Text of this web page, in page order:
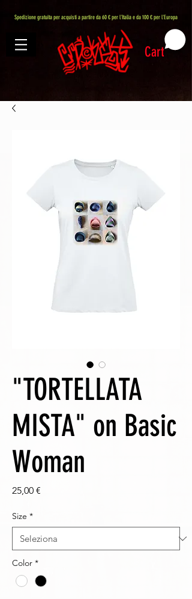
Spedizione gratuita per acquisti a partire da 60 € per l'Italia e da 100 € per l'Europa
Cart
"TORTELLATA
MISTA" on Basic
Woman
25,00 €
Size *
Color *